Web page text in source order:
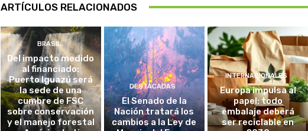
ARTÍCULOS RELACIONADOS
BRASIL
Del impacto medido
al financiado:
Puerto Iguazú será
la sede de una
cumbre de FSC
sobre conservación
y el manejo forestal
DESTACADAS
El Senado de la
Nación tratará los
cambios a la Ley de
INTERNACIONALES
Europa impulsa al
papel: todo
embalaje deberá
ser reciclable en